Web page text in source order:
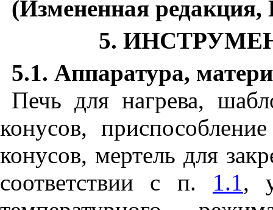
(Измененная
5.
5.1. Аппаратура,
Печь для нагрева,
конусов,
конусов, мертель для
соответствии с п. 1.1,